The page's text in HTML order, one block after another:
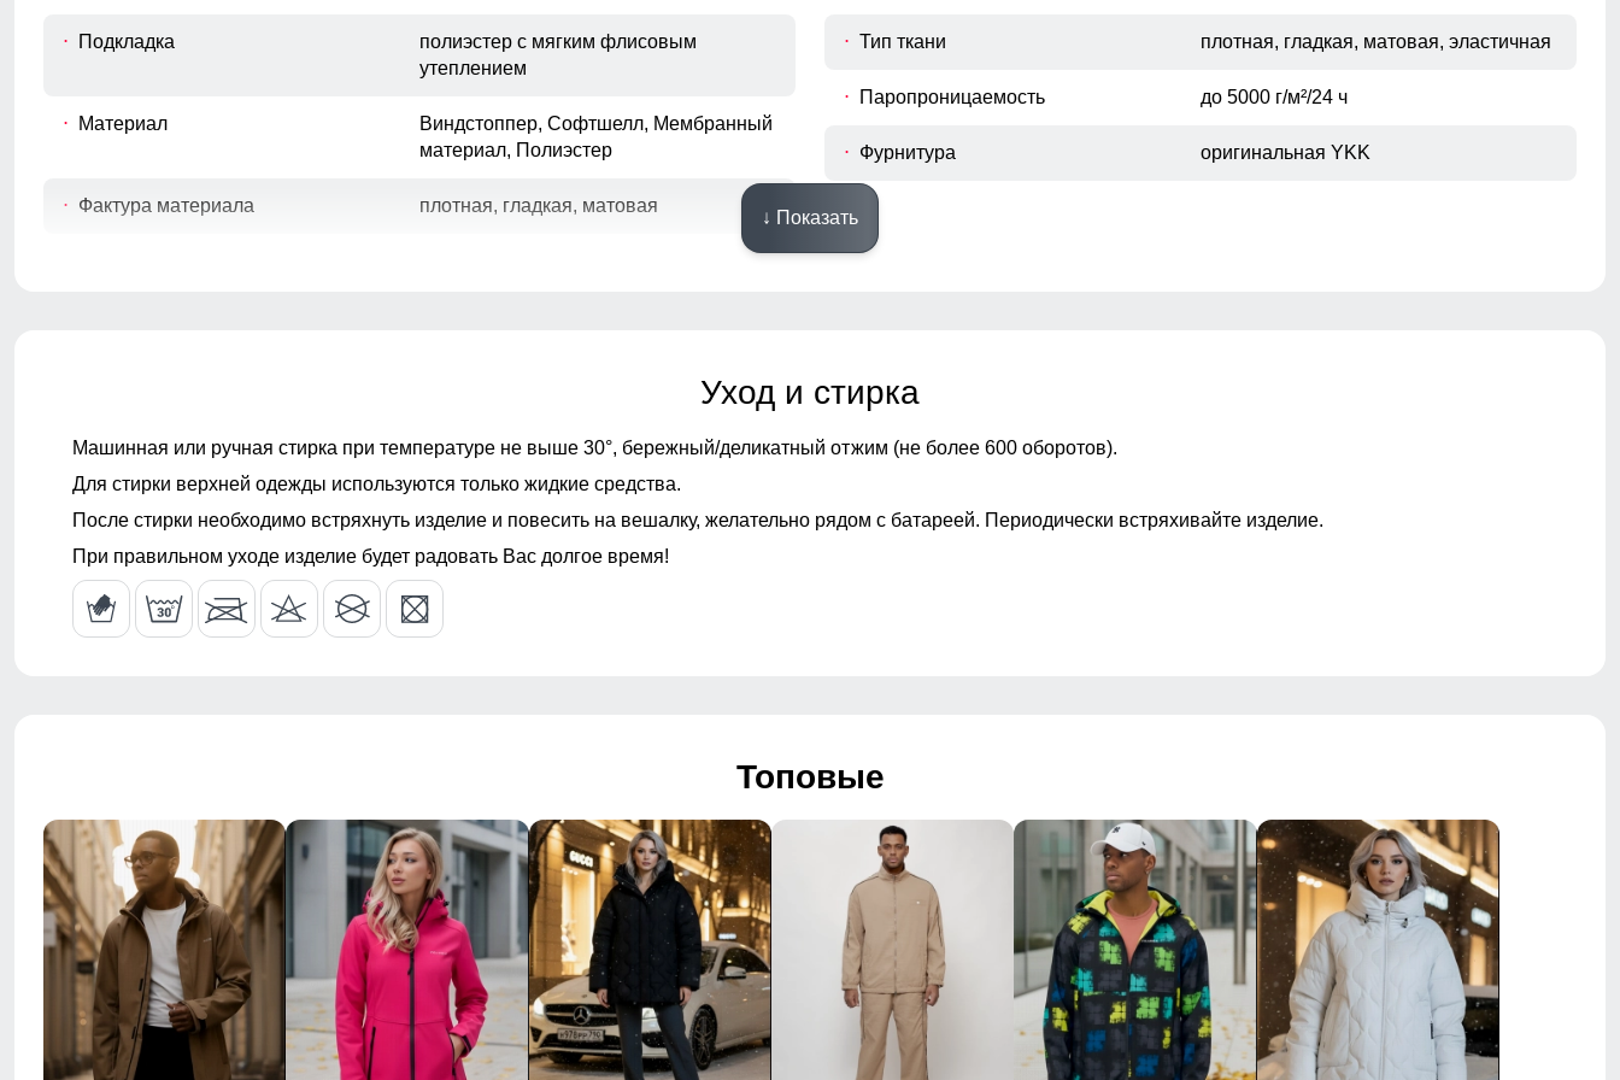
Обхват рукава в плече
Измеряется вокруг верхней части
части груди.
шва.
Измеряется вокруг самой узкой части
талии.
E
Измеряется вокруг самой широкой
части бедер и ягодиц.
Подкладка
полиэстер с мягким флисовым
утеплением
Материал
Виндстоппер, Софтшелл, Мембранный
материал, Полиэстер
Фактура материала плотная, гладкая, матовая
Тип ткани плотная, гладкая, матовая, эластичная
Паропроницаемость до 5000 г/м²/24 ч
Фурнитура оригинальная YKK
Тип карманов брюк
Ветрозащита
Манжеты эластичные, комфортная фиксация
Декоративные элементы
влагозащитные молнии, ремень,
Особенности модели
свобода движений, комфорт при
Регулировка капюшона
Посадка брюк средняя
Низ брючин фиксаторы на молнии
Дизайн и стиль
Пояс брюк со шлевками и регулируемым ремнем
↓ Показать
Уход и стирка
Машинная или ручная стирка при температуре не выше 30°, бережный/деликатный отжим (не более 600 оборотов).
Для стирки верхней одежды используются только жидкие средства.
После стирки необходимо встряхнуть изделие и повесить на вешалку, желательно рядом с батареей. Периодически встряхивайте изделие.
При правильном уходе изделие будет радовать Вас долгое время!
Топовые